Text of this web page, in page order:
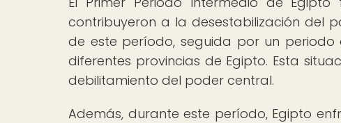
contribuyeron a la desestabilización del
de este período, seguida por un
diferentes provincias de Egipto. Esta
debilitamiento del poder central.
Además, durante este período, Egipto